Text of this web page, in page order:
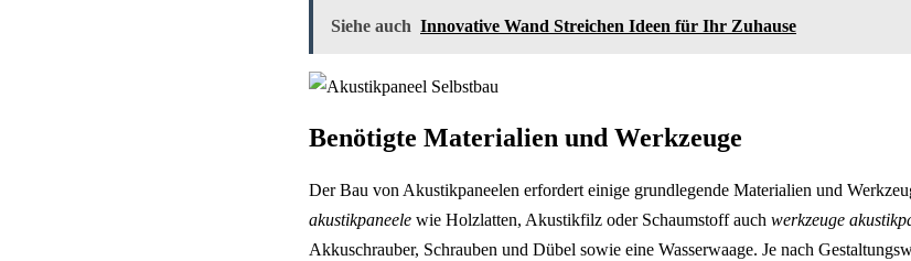
Siehe auch Innovative Wand Streichen Ideen für Ihr Zuhause
Benötigte Materialien und Werkzeuge
Der Bau von Akustikpaneelen erfordert einige grundlegende Materialien und
akustikpaneele wie Holzlatten, Akustikfilz oder Schaumstoff auch werkzeuge
Akkuschrauber, Schrauben und Dübel sowie eine Wasserwaage. Je nach